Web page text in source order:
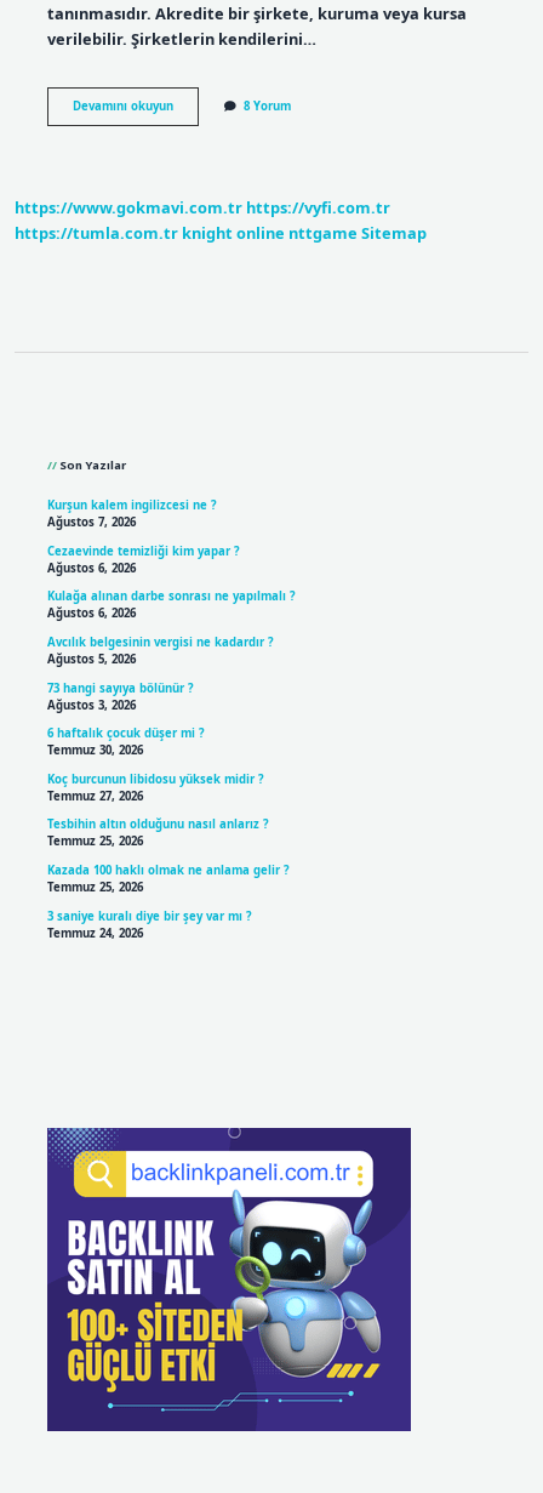
tanınmasıdır. Akredite bir şirkete, kuruma veya kursa
verilebilir. Şirketlerin kendilerini…
Devamını okuyunAkreditasyon
Personeli
8 Yorum
https://www.gokmavi.com.tr https://vyfi.com.tr
https://tumla.com.tr knight online nttgame Sitemap
Son Yazılar
Kurşun kalem ingilizcesi ne ?
Ağustos 7, 2026
Cezaevinde temizliği kim yapar ?
Ağustos 6, 2026
Kulağa alınan darbe sonrası ne yapılmalı ?
Ağustos 6, 2026
Avcılık belgesinin vergisi ne kadardır ?
Ağustos 5, 2026
73 hangi sayıya bölünür ?
Ağustos 3, 2026
6 haftalık çocuk düşer mi ?
Temmuz 30, 2026
Koç burcunun libidosu yüksek midir ?
Temmuz 27, 2026
Tesbihin altın olduğunu nasıl anlarız ?
Temmuz 25, 2026
Kazada 100 haklı olmak ne anlama gelir ?
Temmuz 25, 2026
3 saniye kuralı diye bir şey var mı ?
Temmuz 24, 2026